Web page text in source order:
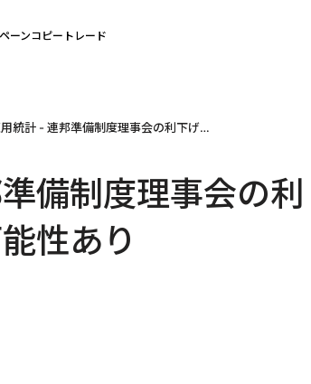
ーンコピートレード
NFP雇用統計 - 連邦準備制度理事会の利下げは延期される可能性あり
備制度理事会の利
性あり